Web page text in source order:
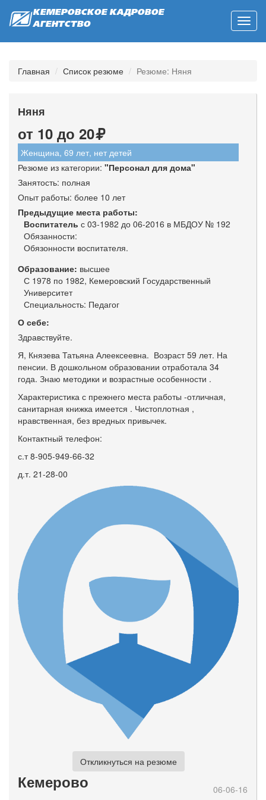
КЕМЕРОВСКОЕ КАДРОВОЕ
АГЕНТСТВО
Главная Список резюме Резюме: Няня
Няня
от 10 до 20
Женщина, 69 лет, нет детей
Резюме из категории: "Персонал для дома"
Занятость: полная
Опыт работы: более 10 лет
Предыдущие места работы:
Воспитатель с 03-1982 до 06-2016 в МБДОУ № 192
Обязанности:
Обязонности воспитателя.
Образование: высшее
С 1978 по 1982, Кемеровский Государственный
Университет
Специальность: Педагог
О себе:
Здравствуйте.
Я, Князева Татьяна Алеексеевна. Возраст 59 лет. На
пенсии. В дошкольном образовании отработала 34
года. Знаю методики и возрастные особенности .
Характеристика с прежнего места работы -отличная,
санитарная книжка имеется . Чистоплотная ,
нравственная, без вредных привычек.
Контактный телефон:
с.т 8-905-949-66-32
д.т. 21-28-00
Откликнуться на резюме
Кемерово 06-06-16